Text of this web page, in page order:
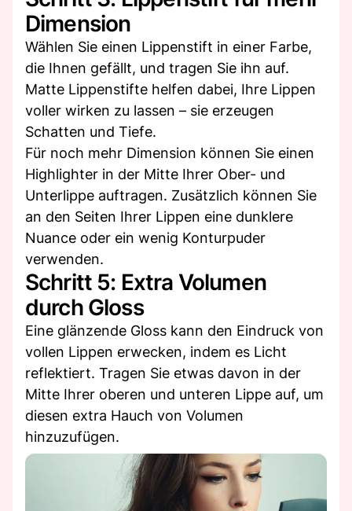
Dimension
Wählen Sie einen Lippenstift in einer Farbe,
die Ihnen gefällt, und tragen Sie ihn auf.
Matte Lippenstifte helfen dabei, Ihre Lippen
voller wirken zu lassen – sie erzeugen
Schatten und Tiefe.
Für noch mehr Dimension können Sie einen
Highlighter in der Mitte Ihrer Ober- und
Unterlippe auftragen. Zusätzlich können Sie
an den Seiten Ihrer Lippen eine dunklere
Nuance oder ein wenig Konturpuder
verwenden.
Schritt 5: Extra Volumen
durch Gloss
Eine glänzende Gloss kann den Eindruck von
vollen Lippen erwecken, indem es Licht
reflektiert. Tragen Sie etwas davon in der
Mitte Ihrer oberen und unteren Lippe auf, um
diesen extra Hauch von Volumen
hinzuzufügen.